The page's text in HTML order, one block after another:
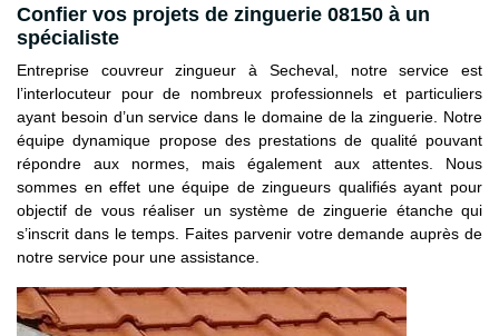
Confier vos projets de zinguerie 08150 à un
spécialiste
Entreprise couvreur zingueur à Secheval, notre service est
l’interlocuteur pour de nombreux professionnels et particuliers
ayant besoin d’un service dans le domaine de la zinguerie. Notre
équipe dynamique propose des prestations de qualité pouvant
répondre aux normes, mais également aux attentes. Nous
sommes en effet une équipe de zingueurs qualifiés ayant pour
objectif de vous réaliser un système de zinguerie étanche qui
s’inscrit dans le temps. Faites parvenir votre demande auprès de
notre service pour une assistance.